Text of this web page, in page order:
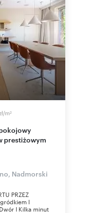
m2
prestiżowym
Nadmorski
PRZEZ
I
I Kilka minut